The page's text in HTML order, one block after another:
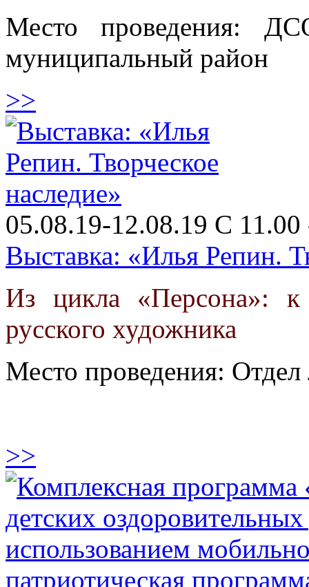
Место проведения:
муниципальный район
>>
05.08.19-12.08.19 С 11.00
Выставка: «Илья Репин.
Из цикла «Персона»:
русского художника
Место проведения: Отдел
>>